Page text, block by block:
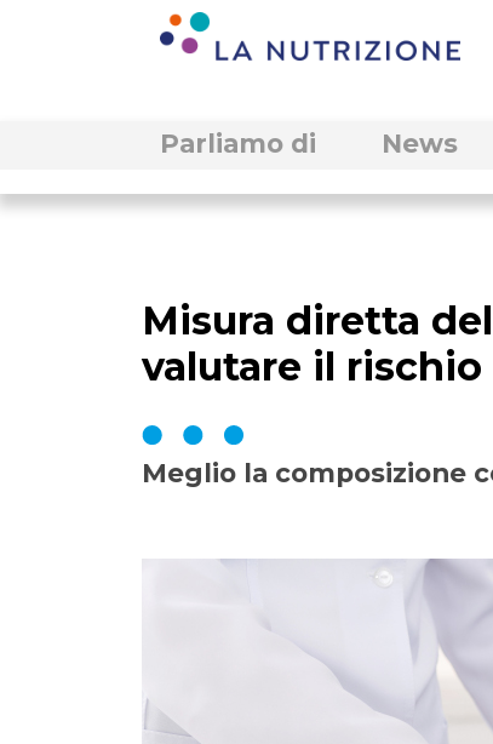
Parliamo di News
Misura diretta
valutare il
Meglio la composizione